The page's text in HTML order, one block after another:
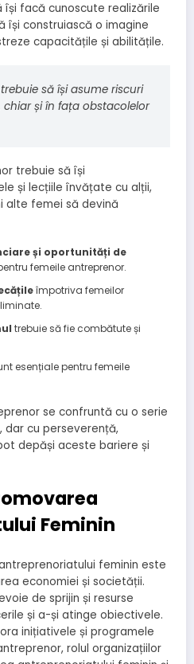
facă cunoscute realizările
își construiască o imagine
capacitățile și abilitățile.
să își asume riscuri
chiar și în fața obstacolelor
trebuie să își
și lecțiile învățate cu alții,
alte femei să devină
și oportunități de
femeile antreprenor.
împotriva femeilor
trebuie să fie combătute și
esențiale pentru femeile
se confruntă cu o serie
dar cu perseverență,
depăși aceste bariere și
Feminin
feminin este
economiei și societății.
de sprijin și resurse
și a-și atinge obiectivele.
inițiativele și programele
rolul organizațiilor